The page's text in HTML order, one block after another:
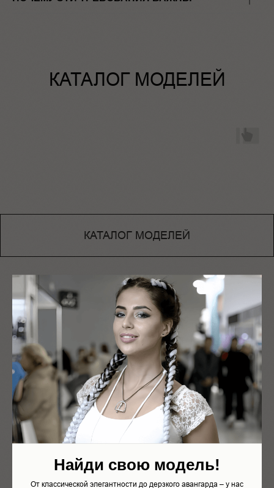
КАТАЛОГ МОДЕЛЕЙ
КАТАЛОГ МОДЕЛЕЙ
ПОРТФОЛИО
Найди свою модель!
От классической элегантности до дерзкого авангарда – у нас